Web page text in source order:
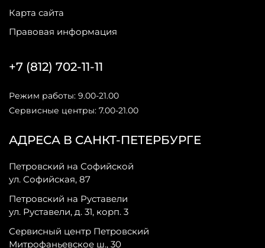
Карта сайта
Правовая информация
АДРЕСА В САНКТ-ПЕТЕРБУРГЕ
Петровский на Софийской
ул. Софийская, 87
Петровский на Руставели
ул. Руставели, д. 31, корп. 3
Сервисный центр Петровский
Митрофаньевское ш., 30
+7 (812) 702-11-11
Режим работы: 9.00-21.00
Сервисные центры: 7.00-21.00